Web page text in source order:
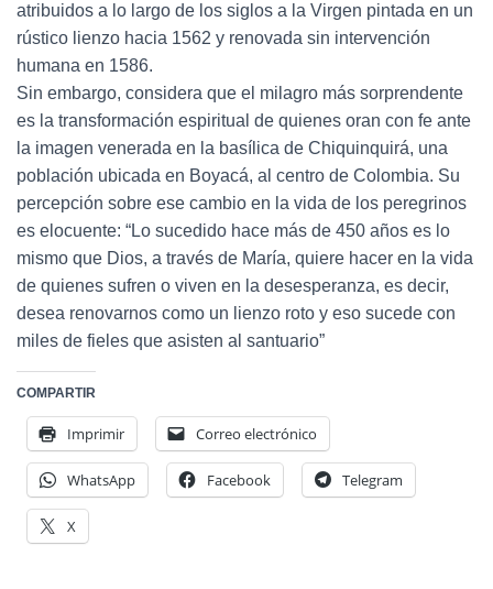
atribuidos a lo largo de los siglos a la Virgen pintada en un
rústico lienzo hacia 1562 y renovada sin intervención
humana en 1586.
Sin embargo, considera que el milagro más sorprendente
es la transformación espiritual de quienes oran con fe ante
la imagen venerada en la basílica de Chiquinquirá, una
población ubicada en Boyacá, al centro de Colombia. Su
percepción sobre ese cambio en la vida de los peregrinos
es elocuente: “Lo sucedido hace más de 450 años es lo
mismo que Dios, a través de María, quiere hacer en la vida
de quienes sufren o viven en la desesperanza, es decir,
desea renovarnos como un lienzo roto y eso sucede con
miles de fieles que asisten al santuario”
COMPARTIR
Imprimir Correo electrónico
WhatsApp Facebook Telegram
X